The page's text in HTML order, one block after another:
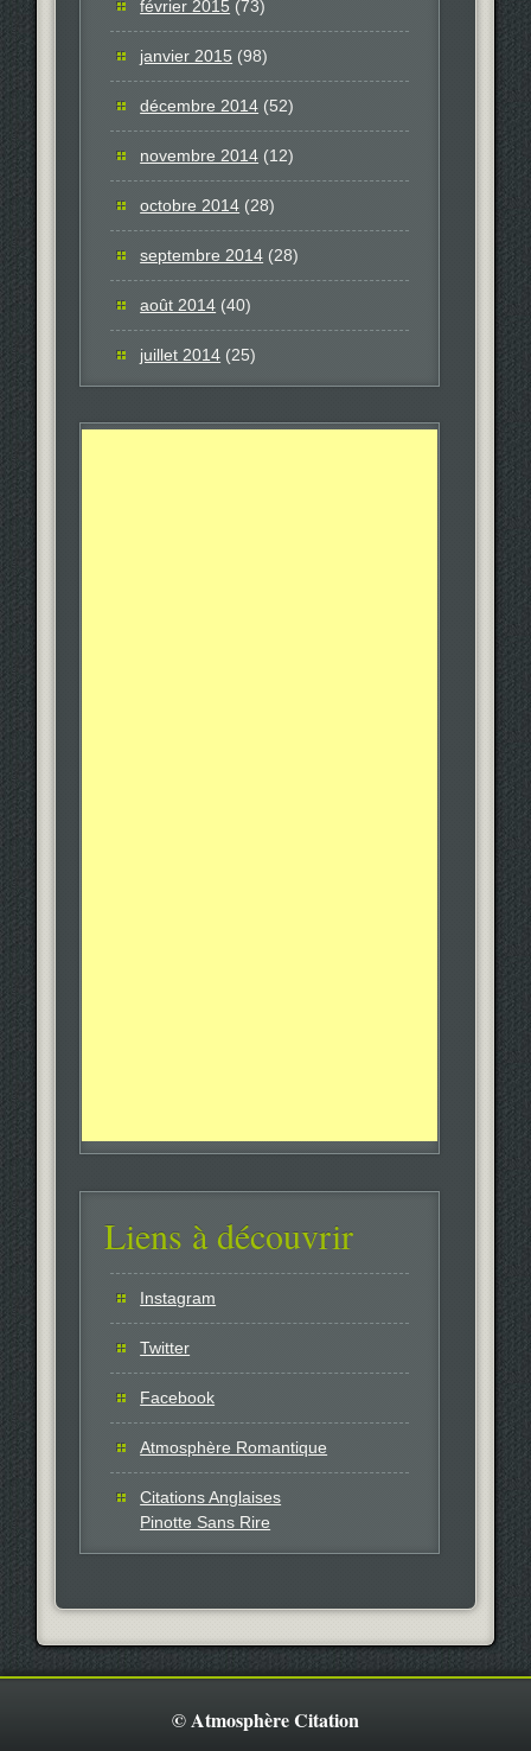
février 2015 (73)
janvier 2015 (98)
décembre 2014 (52)
novembre 2014 (12)
octobre 2014 (28)
septembre 2014 (28)
août 2014 (40)
juillet 2014 (25)
Liens à découvrir
Instagram
Twitter
Facebook
Atmosphère Romantique
Citations Anglaises
Pinotte Sans Rire
© Atmosphère Citation